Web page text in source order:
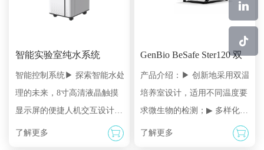
测，灌流培养等工艺需求。...
个用户的需求。如果在工艺开
发或生产过程中对需求进行了
智能实验室纯水系统
智能控制系统▶ 探索智能水处
理的未来，8寸高清液晶触摸
显示屏的便捷人机交互设计一
配备智能化运维程序，系统自
了解更多
GenBio BeSafe Ster120 双
温微生物检测系统
产品介绍：▶ 创新地采用双温
培养室设计，适用不同温度要
求微生物的检测；▶ 多样化的
检测项目，系统适配包括无菌
了解更多